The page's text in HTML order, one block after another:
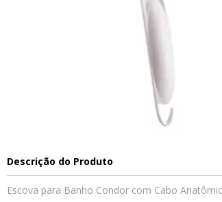
Descrição do Produto
Escova para Banho Condor com Cabo